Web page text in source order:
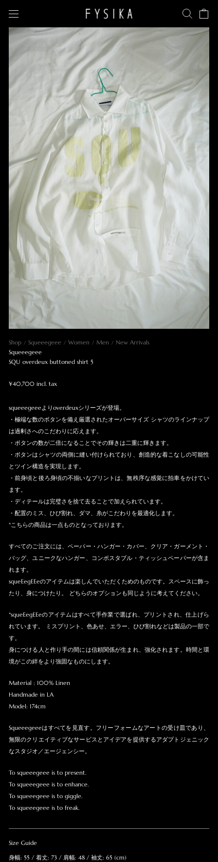
Shop Squeeegeee Women Men
New Arrivals
Squeeegeee
SQU overdeux buttoned shirt 5
¥40,700 incl. tax
squeeegeeeよりoverdeuxシリーズが登場。
・極端な数のボタンを備え厳選されたオーバーサイズ シャツのラインナップ
は過剰さへのこだわりに応えます。
・ボタンの数が二倍になることでその輝きは二重に輝きます。
・ボタンはシャツの両側に縫い付けられており、創造的な着こなしの可能性
とツイン構造を実現します。
・前身頃と後ろ身頃の不揃いなプリントは、無秩序な感覚に拍車をかけてい
ます。
・ディテールは完璧さを捨て去ることで加えられています。
・配置のミス、ひび割れ、ダマ、糸がこだわりを最適化します。
*こちらの商品は一点ものとなっております。
すべてのご注文には、ペーパー・ハンガー・カバー、クリア・ガーメント・
バッグ、ユニークなハンガー、コンポスタブル・ティッシュペーパーが含ま
れます。
squeEegEEeのアイテムは楽しんでいただくためのものです。スペースに飾っ
たり、身につけたり。 どちらのオプションも同じように考えてください。
*squeEegEEeのアイテムはすべて手作業で選ばれ、プリントされ、仕上げら
れています。 ミスプリント、色あせ、エラー、ひび割れなどは製品の一部で
す。
身につける人と作り手の間には信頼関係が生まれ、強化されます。時間と環
境がこの絆をより強固なものにします。
Material : 100% Linen
Handmade in LA
Model: 174cm
Squeeegeeeはすべてを見直す。フリーフォームなアートの受け皿であり、
無限のクリエイティブなサービスとアイデアを提供するアダプトジェニック
なスタジオ／エージェンシー。
To squeeegeee is to present.
To squeeegeee is to enhance.
To squeeegeee is to giggle.
To squeeegeee is to freak.
Size Guide
身幅: 55 / 着丈: 73 / 肩幅: 48 / 袖丈: 65 (cm)